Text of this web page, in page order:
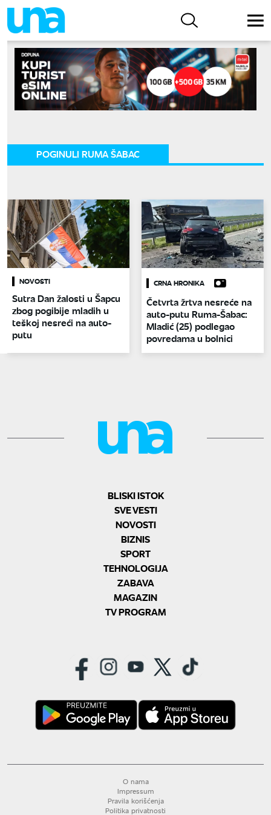
POGINULI RUMA ŠABAC
NOVOSTI
Sutra Dan žalosti u Šapcu
zbog pogibije mladih u
teškoj nesreći na auto-
putu
CRNA HRONIKA
Četvrta žrtva nesreće na
auto-putu Ruma-Šabac:
Mladić (25) podlegao
povredama u bolnici
BLISKI ISTOK
SVE VESTI
NOVOSTI
BIZNIS
SPORT
TEHNOLOGIJA
ZABAVA
MAGAZIN
TV PROGRAM
O nama
Impressum
Pravila korišćenja
Politika privatnosti